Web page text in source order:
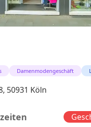
Damenmodengeschäft
50931 Köln